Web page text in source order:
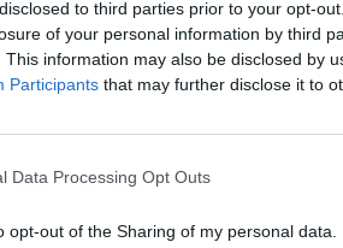
to third parties prior to your opt-
of your personal information by third
This information may also be disclosed by
Participants that may further disclose it to
Data Processing Opt Outs
opt-out of the Sharing of my personal data.
passar":